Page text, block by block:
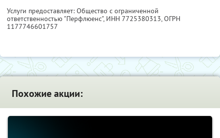
Услуги предоставляет: Общество с ограниченной
ответственностью "Перфлюенс", ИНН 7725380313, ОГРН
1177746601757
Похожие акции: